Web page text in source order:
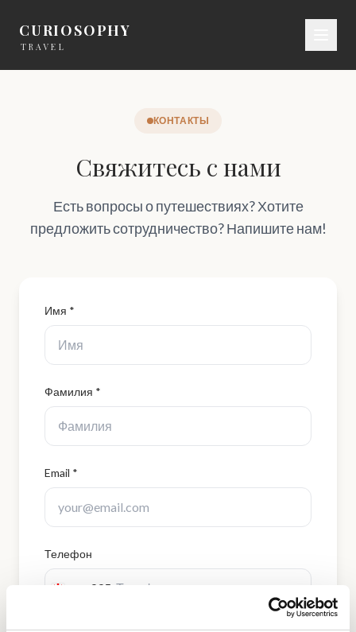
CURIOSOPHY
TRAVEL
КОНТАКТЫ
Свяжитесь с нами
Есть вопросы о путешествиях? Хотите
предложить сотрудничество? Напишите нам!
Имя *
Фамилия *
Email *
Телефон
+995